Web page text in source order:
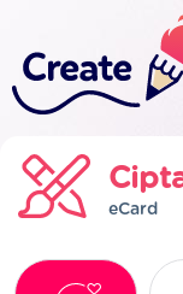
eCard